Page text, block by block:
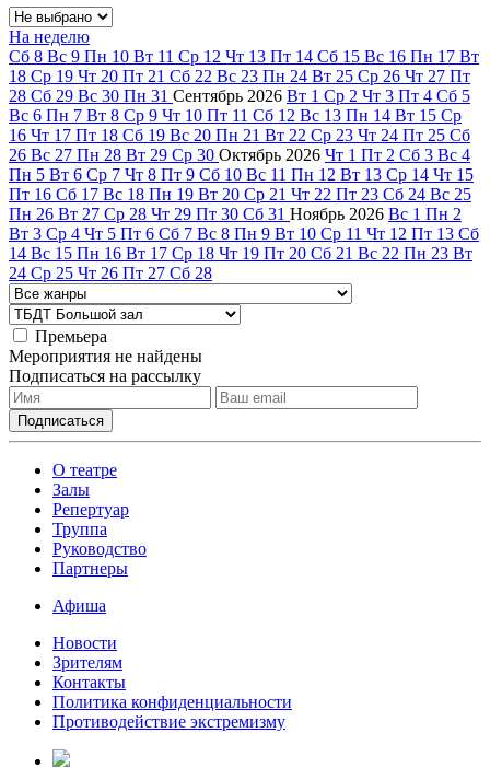
На неделю
Сб 8 Вс 9 Пн 10 Вт 11 Ср 12 Чт 13 Пт 14 Сб 15 Вс 16 Пн 17 Вт
18 Ср 19 Чт 20 Пт 21 Сб 22 Вс 23 Пн 24 Вт 25 Ср 26 Чт 27 Пт
28 Сб 29 Вс 30 Пн 31 Сентябрь 2026 Вт 1 Ср 2 Чт 3 Пт 4 Сб 5
Вс 6 Пн 7 Вт 8 Ср 9 Чт 10 Пт 11 Сб 12 Вс 13 Пн 14 Вт 15 Ср
16 Чт 17 Пт 18 Сб 19 Вс 20 Пн 21 Вт 22 Ср 23 Чт 24 Пт 25 Сб
26 Вс 27 Пн 28 Вт 29 Ср 30 Октябрь 2026 Чт 1 Пт 2 Сб 3 Вс 4
Пн 5 Вт 6 Ср 7 Чт 8 Пт 9 Сб 10 Вс 11 Пн 12 Вт 13 Ср 14 Чт 15
Пт 16 Сб 17 Вс 18 Пн 19 Вт 20 Ср 21 Чт 22 Пт 23 Сб 24 Вс 25
Пн 26 Вт 27 Ср 28 Чт 29 Пт 30 Сб 31 Ноябрь 2026 Вс 1 Пн 2
Вт 3 Ср 4 Чт 5 Пт 6 Сб 7 Вс 8 Пн 9 Вт 10 Ср 11 Чт 12 Пт 13 Сб
14 Вс 15 Пн 16 Вт 17 Ср 18 Чт 19 Пт 20 Сб 21 Вс 22 Пн 23 Вт
24 Ср 25 Чт 26 Пт 27 Сб 28
Премьера
Мероприятия не найдены
Подписаться на рассылку
О театре
Залы
Репертуар
Труппа
Руководство
Партнеры
Афиша
Новости
Зрителям
Контакты
Политика конфиденциальности
Противодействие экстремизму